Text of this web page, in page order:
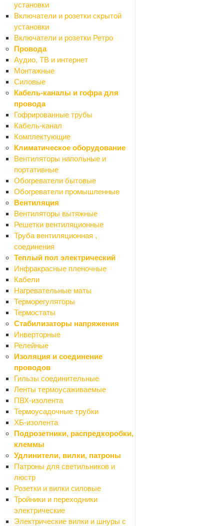
установки
Включатели и розетки скрытой
установки
Включатели и розетки Ретро
Провода
Аудио, ТВ и интернет
Монтажные
Силовые
Кабель-каналы и гофра для
провода
Гофрированные трубы
Кабель-канал
Комплектующие
Климатическое оборудование
Вентиляторы напольные и
портативные
Обогреватели бытовые
Обогреватели промышленные
Вентиляция
Вентиляторы вытяжные
Решетки вентиляционные
Труба вентиляционная ,
соединения
Теплый пол электрический
Инфракрасные пленочные
Кабели
Нагревательные маты
Терморегуляторы
Термостаты
Стабилизаторы напряжения
Инверторные
Релейные
Изоляция и соединение
проводов
Гильзы соединительные
Ленты термоусаживаемые
ПВХ-изолента
Термоусадочные трубки
ХБ-изолента
Подрозетники, распредкоробки,
клеммы
Удлинители, вилки, патроны
Патроны для светильников и
люстр
Розетки и вилки силовые
Тройники и переходники
электрические
Электрические вилки и шнуры с
Назад
Душевые кабины, поддоны
Душевые двери
Душевые кабины
Душевые ограждения
Душевые уголки
Поддоны
Уплотнители
Ролики для душевых кабин
Зеркала
Мебель для ванной комнаты
Назад
Мебель для ванной комнаты
Тумбы
Шкафы
Смесители
Назад
Смесители
Смесители для биде
Смесители для ванной
Смесители для душа
Смесители для кухни
Смесители для раковины (кобра)
Комплектующие для смесителей
Стойки душевые
Ванны
Назад
Ванны
Экраны для ванн
Акриловые
Панели для экранов
Рамы для экранов
Стальные
Санфаянс
Назад
Санфаянс
Биде
Крышки (сиденья) на унитаз
Писсуары
Раковины, умывальники
Унитазы компакт
Унитазы подвесные
Унитазы напольные (чаша "генуа")
Крепления для унитазов
Прокладки
Лента бордюрная для ванн
Водоснабжение и отопление
Назад